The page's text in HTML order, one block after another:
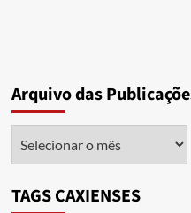
Arquivo das
TAGS CAXIENSES